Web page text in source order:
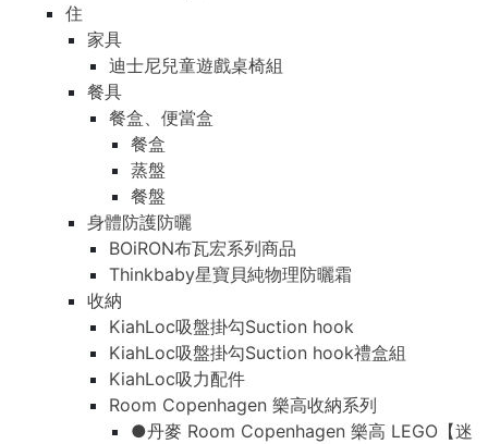
住
家具
迪士尼兒童遊戲桌椅組
餐具
餐盒、便當盒
餐盒
蒸盤
餐盤
身體防護防曬
BOiRON布瓦宏系列商品
Thinkbaby星寶貝純物理防曬霜
收納
KiahLoc吸盤掛勾Suction hook
KiahLoc吸盤掛勾Suction hook禮盒組
KiahLoc吸力配件
Room Copenhagen 樂高收納系列
●丹麥 Room Copenhagen 樂高 LEGO【迷